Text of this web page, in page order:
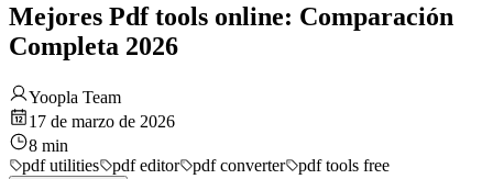
Mejores Pdf tools online: Comparación
Completa 2026
Yoopla Team
17 de marzo de 2026
8 min
pdf utilities
pdf editor pdf converter pdf tools free